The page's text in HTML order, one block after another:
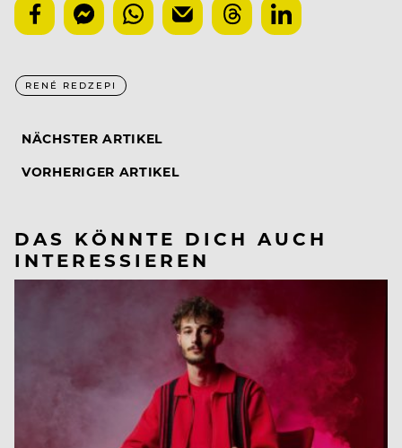
RENÉ REDZEPI
NÄCHSTER ARTIKEL
VORHERIGER ARTIKEL
DAS KÖNNTE DICH AUCH
INTERESSIEREN